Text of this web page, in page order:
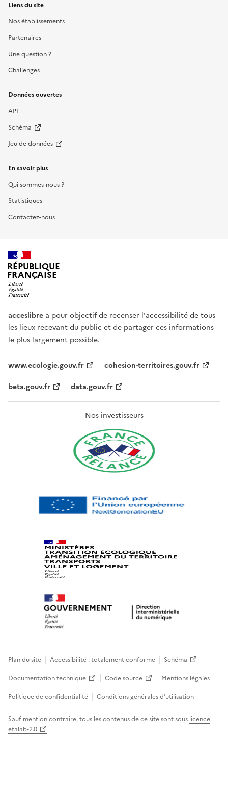
Liens du site
Nos établissements
Partenaires
Une question ?
Challenges
Données ouvertes
API
Schéma
Jeu de données
En savoir plus
Qui sommes-nous ?
Statistiques
Contactez-nous
RÉPUBLIQUE
FRANÇAISE
acceslibre a pour objectif de recenser l'accessibilité de tous
les lieux recevant du public et de partager ces informations
le plus largement possible.
www.ecologie.gouv.fr
cohesion-territoires.gouv.fr
beta.gouv.fr
data.gouv.fr
Nos investisseurs
Plan du site Accessibilité : totalement conforme
Schéma
Documentation technique
Code source
Mentions légales
Politique de confidentialité
Conditions générales d’utilisation
Sauf mention contraire, tous les contenus de ce site sont sous licence
etalab-2.0